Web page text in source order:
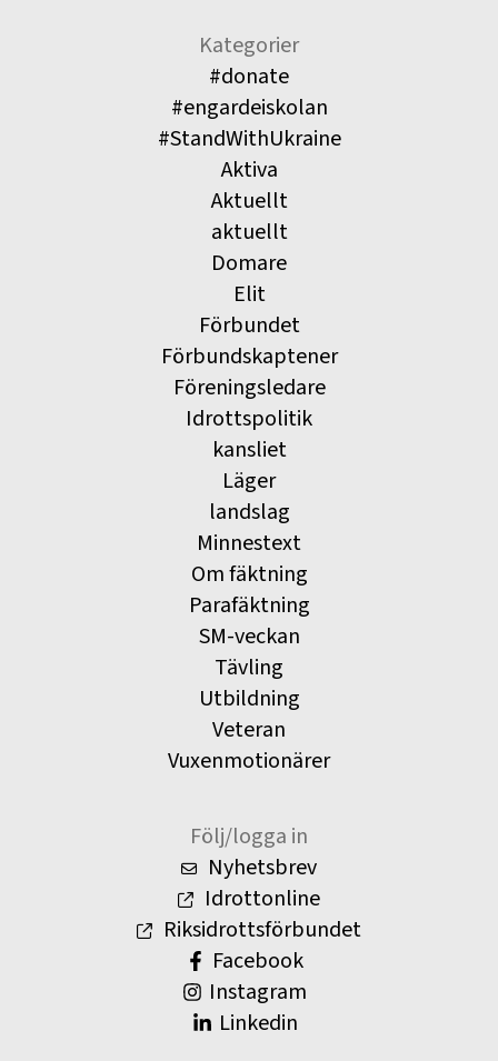
Kategorier
#donate
#engardeiskolan
#StandWithUkraine
Aktiva
Aktuellt
aktuellt
Domare
Elit
Förbundet
Förbundskaptener
Föreningsledare
Idrottspolitik
kansliet
Läger
landslag
Minnestext
Om fäktning
Parafäktning
SM-veckan
Tävling
Utbildning
Veteran
Vuxenmotionärer
Följ/logga in
Nyhetsbrev
Idrottonline
Riksidrottsförbundet
Facebook
Instagram
Linkedin